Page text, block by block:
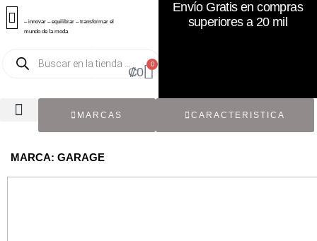
– innovar – equilibrar – transformar el
mundo de la moda
₡0
0
Envío Gratis en compras
superiores a 20 mil
MARCAS CARACTERISTICA
MARCA: GARAGE